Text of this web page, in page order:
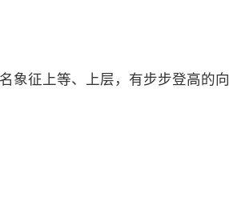
象征上等、上层，有步步登高的向